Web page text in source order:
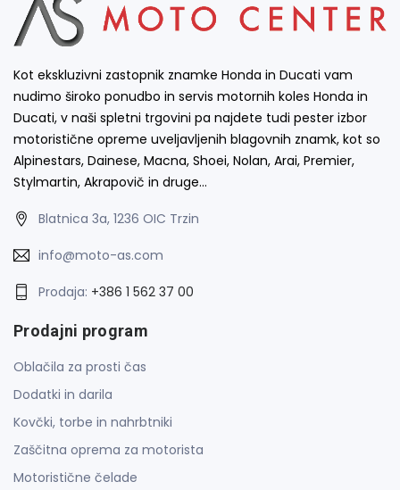
Kot ekskluzivni zastopnik znamke Honda in Ducati vam
nudimo široko ponudbo in servis motornih koles Honda in
Ducati, v naši spletni trgovini pa najdete tudi pester izbor
motoristične opreme uveljavljenih blagovnih znamk, kot so
Alpinestars, Dainese, Macna, Shoei, Nolan, Arai, Premier,
Stylmartin, Akrapovič in druge…
Blatnica 3a, 1236 OIC Trzin
info@moto-as.com
Prodaja: +386 1 562 37 00
Prodajni program
Oblačila za prosti čas
Dodatki in darila
Kovčki, torbe in nahrbtniki
Zaščitna oprema za motorista
Motoristične čelade